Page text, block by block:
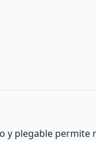
plegable